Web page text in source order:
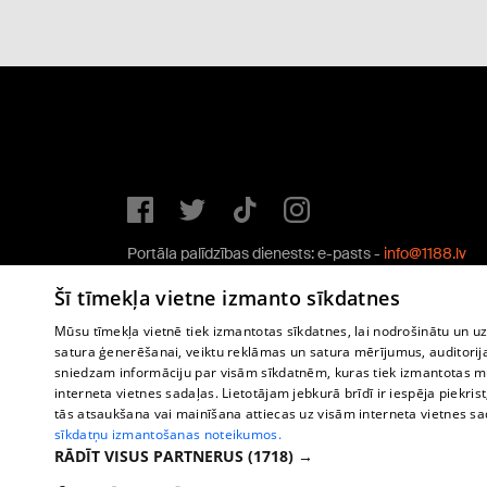
Portāla palīdzības dienests: e-pasts - info@1188.lv
Copyright © 2004-2026 SIA HELIO MEDIA.
Šī tīmekļa vietne izmanto sīkdatnes
Mūsu tīmekļa vietnē tiek izmantotas sīkdatnes, lai nodrošinātu un
satura ģenerēšanai, veiktu reklāmas un satura mērījumus,
sniedzam informāciju par visām sīkdatnēm, kuras tiek izmantotas
interneta vietnes sadaļas. Lietotājam jebkurā brīdī ir iespēja
tās atsaukšana vai mainīšana attiecas uz visām interneta vietnes
sīkdatņu izmantošanas noteikumos.
RĀDĪT VISUS PARTNERUS (1718) →